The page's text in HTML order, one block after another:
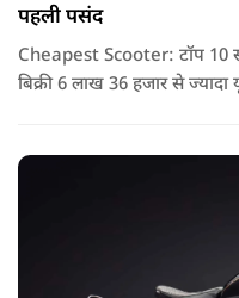
पहली पसंद
Cheapest Scooter: टॉप 10
बिक्री 6 लाख 36 हजार से